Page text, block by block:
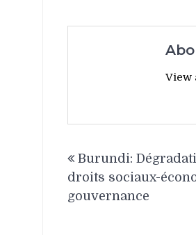
View
de
l’article
Burundi:
droits sociaux-
gouvernance